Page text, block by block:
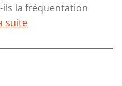
la fréquentation
suite